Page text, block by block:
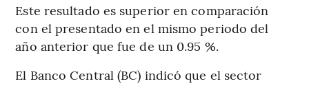
Este resultado es superior en comparación
con el presentado en el mismo periodo del
año anterior que fue de un 0.95 %.
El Banco Central (BC) indicó que el sector